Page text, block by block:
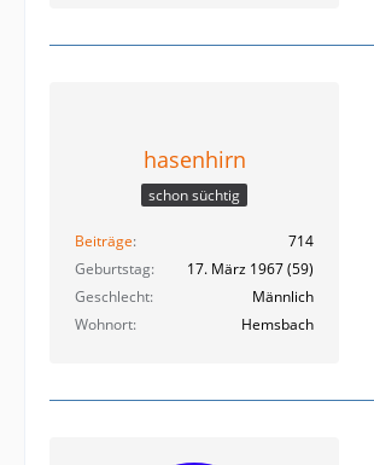
hasenhirn
schon süchtig
Beiträge
714
Geburtstag
17. März 1967 (59)
Geschlecht
Männlich
Wohnort
Hemsbach